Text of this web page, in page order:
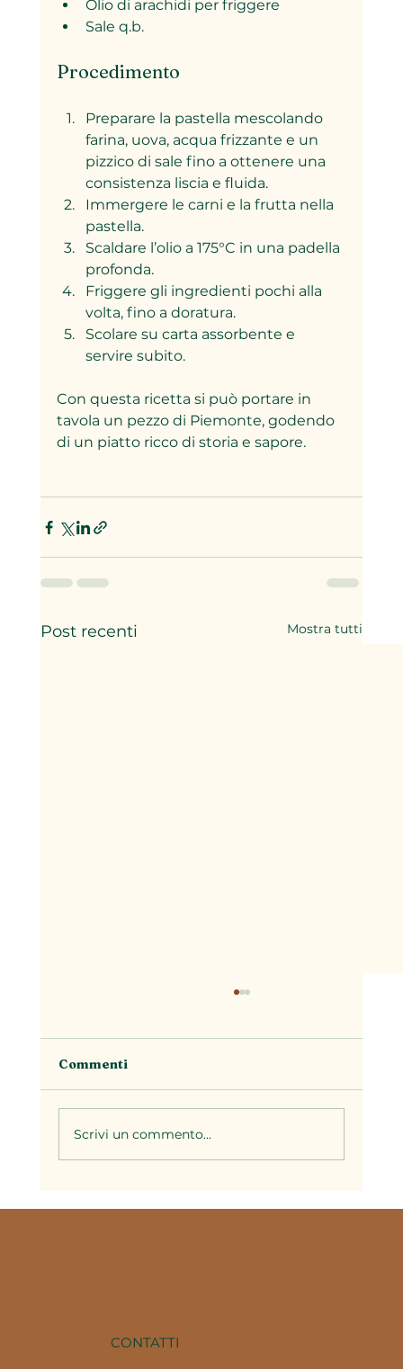
Olio di arachidi per friggere
Sale q.b.
Procedimento
Preparare la pastella mescolando
farina, uova, acqua frizzante e un
pizzico di sale fino a ottenere una
consistenza liscia e fluida.
Immergere le carni e la frutta nella
pastella.
Scaldare l’olio a 175°C in una padella
profonda.
Friggere gli ingredienti pochi alla
volta, fino a doratura.
Scolare su carta assorbente e
servire subito.
Con questa ricetta si può portare in
tavola un pezzo di Piemonte, godendo
di un piatto ricco di storia e sapore.
Post recenti Mostra tutti
Commenti
Scrivi un commento...
CONTATTI